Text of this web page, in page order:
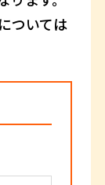
については